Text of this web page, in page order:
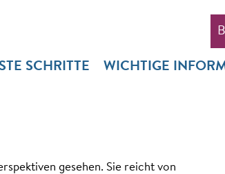
SCHRITTE WICHTIGE
gesehen. Sie reicht von